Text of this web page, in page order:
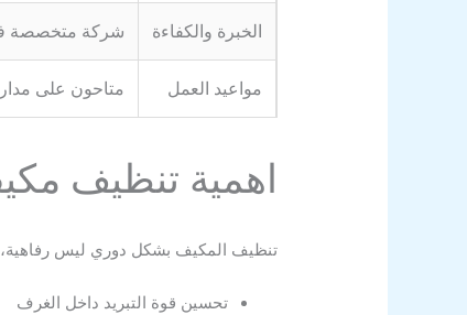
الخبرة والكفاءة شركة متخصصة في
مواعيد العمل متاحون على
اهمية تنظيف
تنظيف المكيف بشكل دوري ليس رفاهية،
تحسين قوة التبريد داخل الغرف